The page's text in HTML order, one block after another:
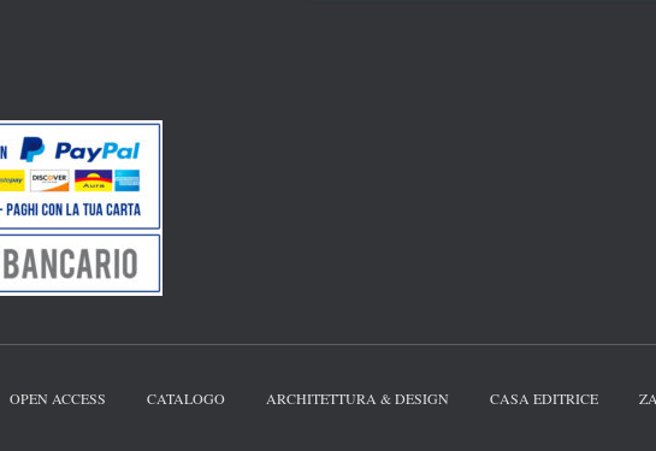
OPEN ACCESS CATALOGO ARCHITETTURA & DESIGN CASA EDITRICE